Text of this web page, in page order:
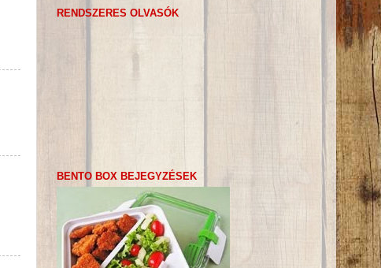
RENDSZERES OLVASÓK
BENTO BOX BEJEGYZÉSEK